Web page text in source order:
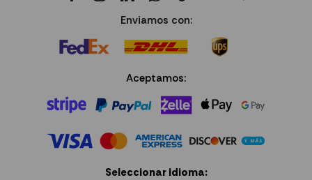
Enviamos con:
Aceptamos:
Seleccionar idioma: